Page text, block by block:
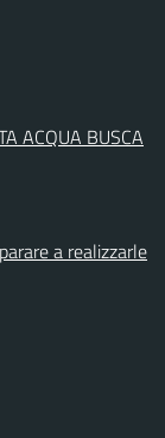
ACQUA BUSCA
a realizzarle